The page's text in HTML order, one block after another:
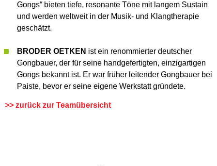
Gongs“ bieten tiefe, resonante Töne mit langem Sustain
und werden weltweit in der Musik- und Klangtherapie
geschätzt.
BRODER OETKEN ist ein renommierter deutscher
Gongbauer, der für seine handgefertigten, einzigartigen
Gongs bekannt ist. Er war früher leitender Gongbauer bei
Paiste, bevor er seine eigene Werkstatt gründete.
>> zurück zur Teamübersicht